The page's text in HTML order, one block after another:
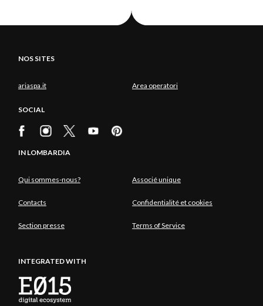
NOS SITES
ariaspa.it Area operatori
SOCIAL
IN LOMBARDIA
Qui sommes-nous? Associé unique
Contacts Confidentialité et cookies
Section presse Terms of Service
INTEGRATED WITH